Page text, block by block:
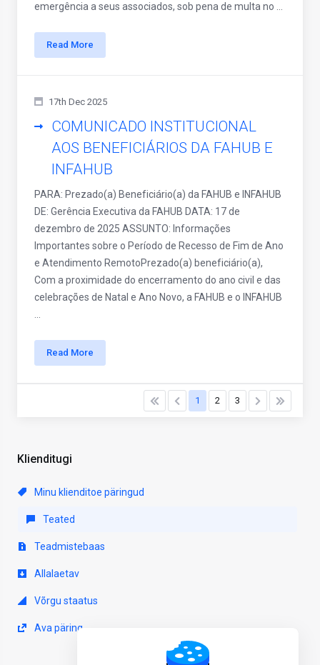
Klienditugi
Minu klienditoe päringud
Teated
Teadmistebaas
Allalaetav
Võrgu staatus
Ava päring
emergência a seus associados, sob pena de multa no ...
Read More
17th Dec 2025
COMUNICADO INSTITUCIONAL
AOS BENEFICIÁRIOS DA FAHUB E
INFAHUB
PARA: Prezado(a) Beneficiário(a) da FAHUB e INFAHUB
DE: Gerência Executiva da FAHUB DATA: 17 de
dezembro de 2025 ASSUNTO: Informações
Importantes sobre o Período de Recesso de Fim de Ano
e Atendimento RemotoPrezado(a) beneficiário(a),
Com a proximidade do encerramento do ano civil e das
celebrações de Natal e Ano Novo, a FAHUB e o INFAHUB
Read More
1 2 3